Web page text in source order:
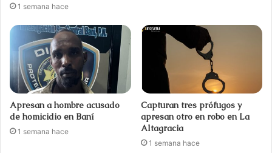
1 semana hace
Apresan a hombre acusado
de homicidio en Baní
1 semana hace
Capturan tres prófugos y
apresan otro en robo en La
Altagracia
1 semana hace